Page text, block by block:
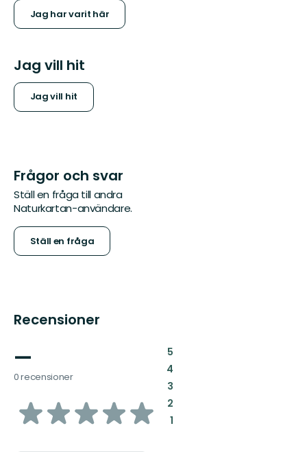
Jag har varit här
Jag vill hit
Jag vill hit
Frågor och svar
Ställ en fråga till andra
Naturkartan-användare.
Ställ en fråga
Recensioner
—
0 recensioner
av
5:
4:
3:
2:
1: